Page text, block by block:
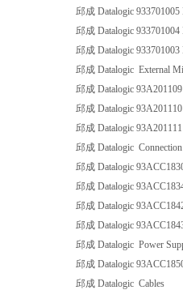
邱成 Datalogic
邱成 Datalogic
邱成 Datalogic
邱成 Datalogic External
邱成 Datalogic
邱成 Datalogic
邱成 Datalogic
邱成 Datalogic
邱成 Datalogic
邱成 Datalogic
邱成 Datalogic
邱成 Datalogic
邱成 Datalogic Power
邱成 Datalogic
邱成 Datalogic Cables